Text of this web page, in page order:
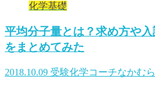
化学基礎
平均分子量とは？求め方や
をまとめてみた
2018.10.09 受験化学コーチなかむら